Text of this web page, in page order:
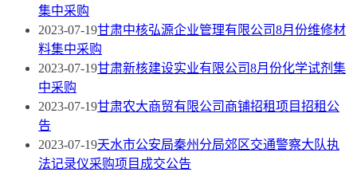
集中采购
2023-07-19甘肃中核弘源企业管理有限公司8月份维修材
料集中采购
2023-07-19甘肃新核建设实业有限公司8月份化学试剂集
中采购
2023-07-19甘肃农大商贸有限公司商铺招租项目招租公
告
2023-07-19天水市公安局秦州分局郊区交通警察大队执
法记录仪采购项目成交公告